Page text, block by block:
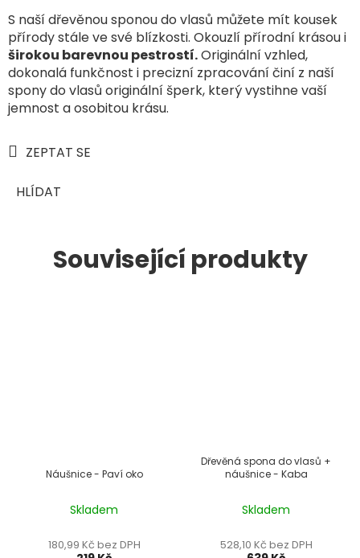
S naší dřevěnou sponou do vlasů můžete mít kousek
přírody stále ve své blízkosti. Okouzlí přírodní krásou i
širokou barevnou pestrostí.Originální vzhled,
dokonalá funkčnost i precizní zpracování činí z naší
spony do vlasů originální šperk, který vystihne vaší
jemnost a osobitou krásu.
ZEPTAT SE
HLÍDAT
Související produkty
Náušnice - Paví oko
Skladem
180,99 Kč bez DPH
Dřevěná spona do vlasů +
náušnice - Kaba
Skladem
528,10 Kč bez DPH